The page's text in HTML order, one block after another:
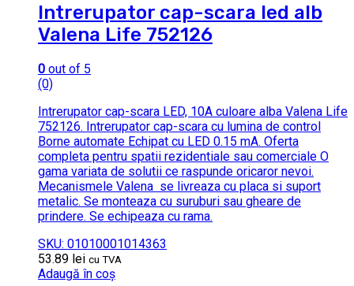
Intrerupator cap-scara led alb
Valena Life 752126
0 out of 5
(0)
Intrerupator cap-scara LED, 10A culoare alba Valena Life
752126. Intrerupator cap-scara cu lumina de control
Borne automate Echipat cu LED 0.15 mA. Oferta
completa pentru spatii rezidentiale sau comerciale O
gama variata de solutii ce raspunde oricaror nevoi.
Mecanismele Valena se livreaza cu placa si suport
metalic. Se monteaza cu suruburi sau gheare de
prindere. Se echipeaza cu rama.
SKU: 01010001014363
53.89 lei cu TVA
Adaugă în coș